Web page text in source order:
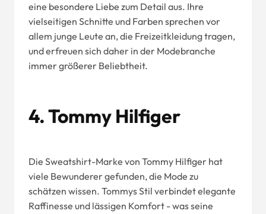
eine besondere Liebe zum Detail aus. Ihre
vielseitigen Schnitte und Farben sprechen vor
allem junge Leute an, die Freizeitkleidung tragen,
und erfreuen sich daher in der Modebranche
immer größerer Beliebtheit.
4. Tommy Hilfiger
Die Sweatshirt-Marke von Tommy Hilfiger hat
viele Bewunderer gefunden, die Mode zu
schätzen wissen. Tommys Stil verbindet elegante
Raffinesse und lässigen Komfort - was seine